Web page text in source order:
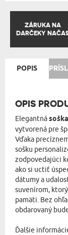
ZÁRUKA NA
DARČEKY
POPIS
OPIS
Elegantnásoška
vytvorená pre
Vďaka
sošku
zodpovedajúci
ako si uctiť
dátumy a
suvenírom,
pamäti. Bez
obdarovaný
Ďalšie